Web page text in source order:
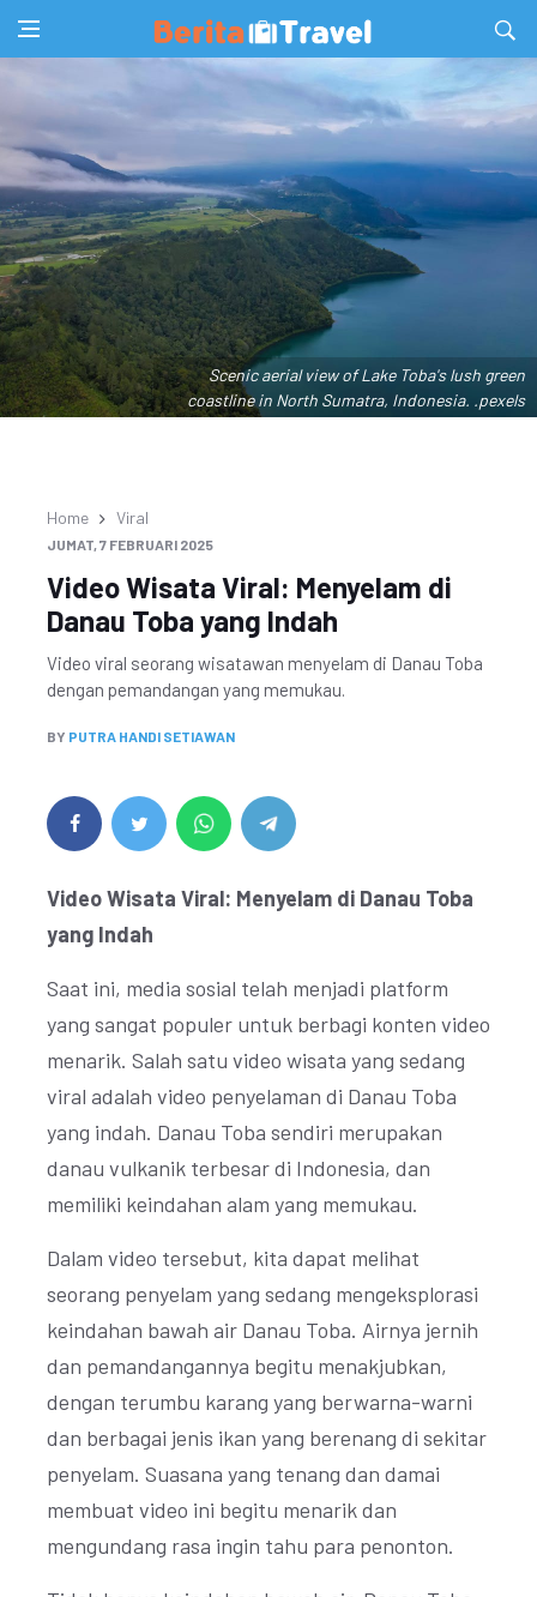
Scenic aerial view of Lake Toba's lush green
coastline in North Sumatra, Indonesia. .pexels
Home Viral
JUMAT, 7 FEBRUARI 2025
Video Wisata Viral: Menyelam di
Danau Toba yang Indah
Video viral seorang wisatawan menyelam di Danau Toba
dengan pemandangan yang memukau.
BY PUTRA HANDI SETIAWAN
Video Wisata Viral: Menyelam di Danau Toba
yang Indah
Saat ini, media sosial telah menjadi platform
yang sangat populer untuk berbagi konten video
menarik. Salah satu video wisata yang sedang
viral adalah video penyelaman di Danau Toba
yang indah. Danau Toba sendiri merupakan
danau vulkanik terbesar di Indonesia, dan
memiliki keindahan alam yang memukau.
Dalam video tersebut, kita dapat melihat
seorang penyelam yang sedang mengeksplorasi
keindahan bawah air Danau Toba. Airnya jernih
dan pemandangannya begitu menakjubkan,
dengan terumbu karang yang berwarna-warni
dan berbagai jenis ikan yang berenang di sekitar
penyelam. Suasana yang tenang dan damai
membuat video ini begitu menarik dan
mengundang rasa ingin tahu para penonton.